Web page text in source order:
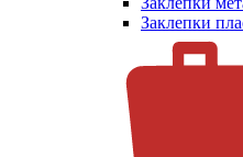
Заклепки